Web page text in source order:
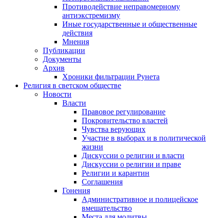
Противодействие неправомерному
антиэкстремизму
Иные государственные и общественные
действия
Мнения
Публикации
Документы
Архив
Хроники фильтрации Рунета
Религия в светском обществе
Новости
Власти
Правовое регулирование
Покровительство властей
Чувства верующих
Участие в выборах и в политической
жизни
Дискуссии о религии и власти
Дискуссии о религии и праве
Религии и карантин
Соглашения
Гонения
Административное и полицейское
вмешательство